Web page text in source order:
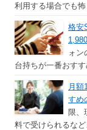
利用する場合でも怖
格安
ォン
台持ちが一番おすす
月
すめ
限、
料で受けられるな